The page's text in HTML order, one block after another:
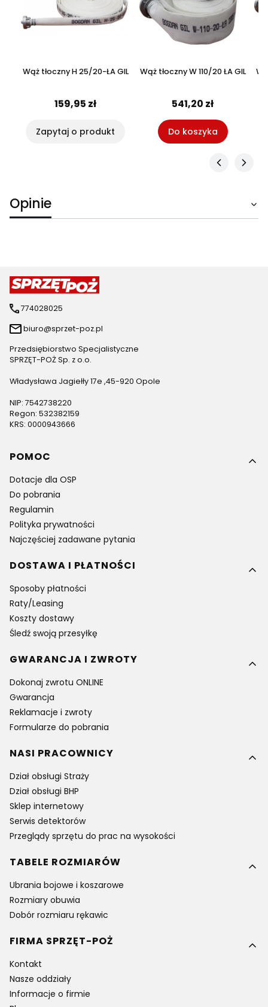
Wąż tłoczny H 25/20-ŁA GIL
159,95 zł
Zapytaj o produkt
Wąż tłoczny W 110/20 ŁA GIL
541,20 zł
Do koszyka
Opinie
774028025
biuro@sprzet-poz.pl
Przedsiębiorstwo Specjalistyczne
SPRZĘT-POŻ Sp. z o.o.
Władysława Jagiełły 17e ,45-920 Opole
NIP: 7542738220
Regon: 532382159
KRS: 0000943666
Linki w stopce
POMOC
Dotacje dla OSP
Do pobrania
Regulamin
Polityka prywatności
Najczęściej zadawane pytania
DOSTAWA I PŁATNOŚCI
Sposoby płatności
Raty/Leasing
Koszty dostawy
Śledź swoją przesyłkę
GWARANCJA I ZWROTY
Dokonaj zwrotu ONLINE
Gwarancja
Reklamacje i zwroty
Formularze do pobrania
NASI PRACOWNICY
Dział obsługi Straży
Dział obsługi BHP
Sklep internetowy
Serwis detektorów
Przeglądy sprzętu do prac na wysokości
TABELE ROZMIARÓW
Ubrania bojowe i koszarowe
Rozmiary obuwia
Dobór rozmiaru rękawic
FIRMA SPRZĘT-POŻ
Kontakt
Nasze oddziały
Informacje o firmie